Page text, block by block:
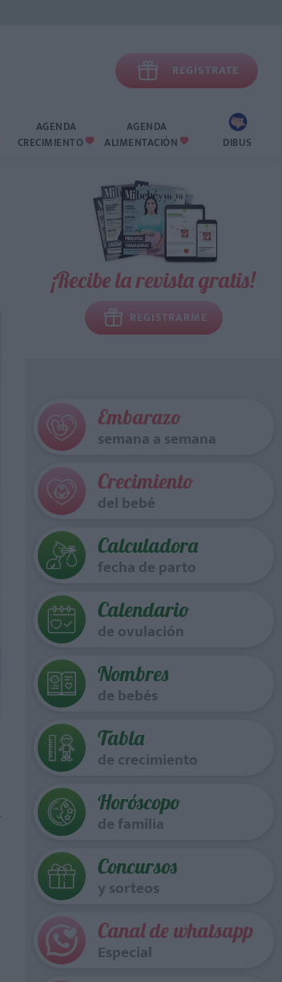
 REGÍSTRATE
AGENDA
CRECIMIENTO 
AGENDA
ALIMENTACIÓN  DIBUS
¡Recibe la revista gratis!
REGISTRARME
Embarazo
semana a semana
Crecimiento
del bebé
Calculadora
fecha de parto
Calendario
de ovulación
Nombres
de bebés
Tabla
de crecimiento
Horóscopo
de familia
Concursos
y sorteos
Canal de whatsapp
Especial